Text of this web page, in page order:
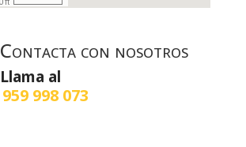
Contacta con nosotros
Llama al
959 998 073